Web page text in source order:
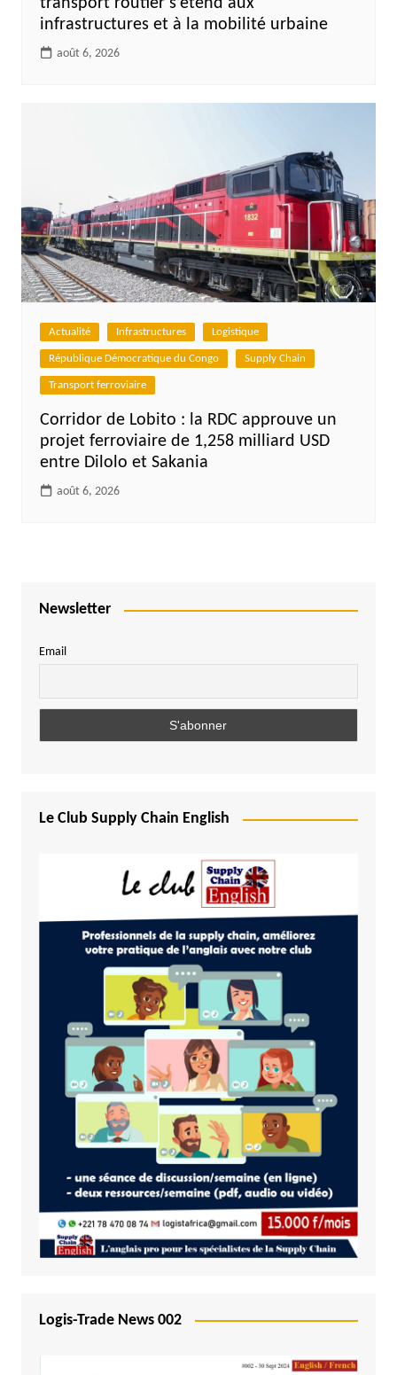
transport routier s’étend aux
infrastructures et à la mobilité urbaine
août 6, 2026
Actualité Infrastructures Logistique
République Démocratique du Congo Supply Chain
Transport ferroviaire
Corridor de Lobito : la RDC approuve un
projet ferroviaire de 1,258 milliard USD
entre Dilolo et Sakania
août 6, 2026
Newsletter
Email
Le Club Supply Chain English
Logis-Trade News 002